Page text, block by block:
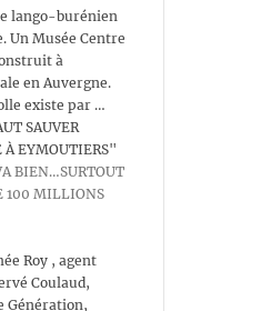
lango-burénien
Un Musée Centre
à
en Auvergne.
existe par …
SAUVER
À EYMOUTIERS"
BIEN…SURTOUT
100 MILLIONS
Roy , agent
Coulaud,
Génération,